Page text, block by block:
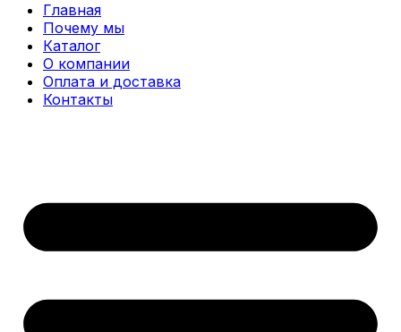
Главная
Почему мы
Каталог
О компании
Оплата и доставка
Контакты